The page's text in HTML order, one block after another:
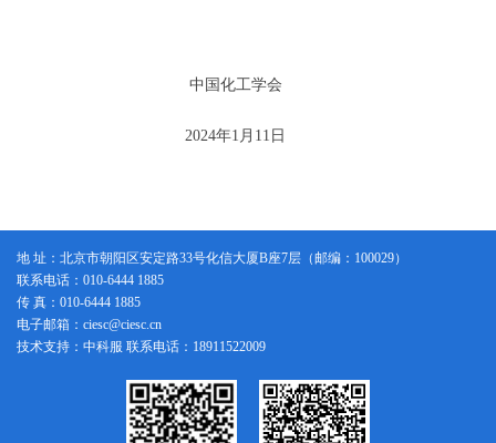
中国化工学会
2024年1月11日
地 址：北京市朝阳区安定路33号化信大厦B座7层（邮编：100029）
联系电话：010-6444 1885
传 真：010-6444 1885
电子邮箱：ciesc@ciesc.cn
技术支持：中科服 联系电话：18911522009